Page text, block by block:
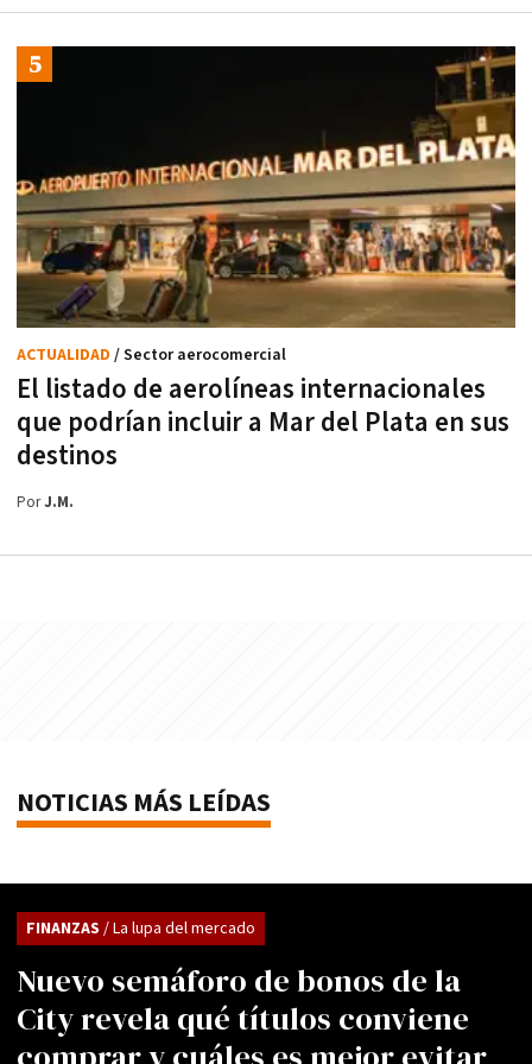
El listado de aerolíneas internacionales
que podrían incluir a Mar del Plata en sus
destinos
ACTUALIDAD / Sector aerocomercial
PorJ.M.
NOTICIAS MÁS LEÍDAS
Nuevo semáforo de bonos de la
City revela qué títulos conviene
FINANZAS / La lupa del mercado